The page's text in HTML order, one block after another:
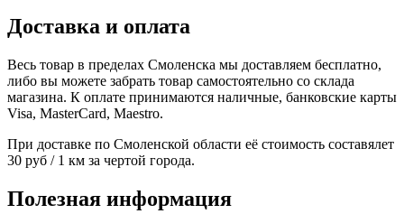
Доставка и оплата
Весь товар в пределах Смоленска мы доставляем бесплатно,
либо вы можете забрать товар самостоятельно со склада
магазина. К оплате принимаются наличные, банковские карты
Visa, MasterCard, Maestro.
При доставке по Смоленской области её стоимость составялет
30 руб / 1 км за чертой города.
Полезная информация